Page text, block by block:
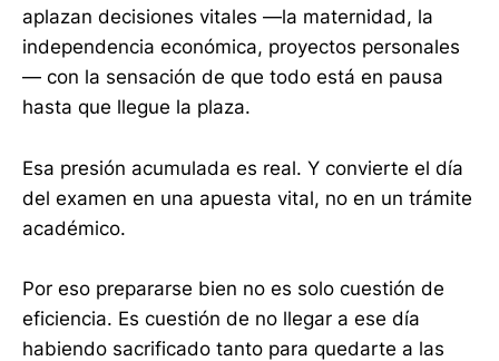
aplazan decisiones vitales —la maternidad, la
independencia económica, proyectos personales
— con la sensación de que todo está en pausa
hasta que llegue la plaza.
Esa presión acumulada es real. Y convierte el día
del examen en una apuesta vital, no en un trámite
académico.
Por eso prepararse bien no es solo cuestión de
eficiencia. Es cuestión de no llegar a ese día
habiendo sacrificado tanto para quedarte a las